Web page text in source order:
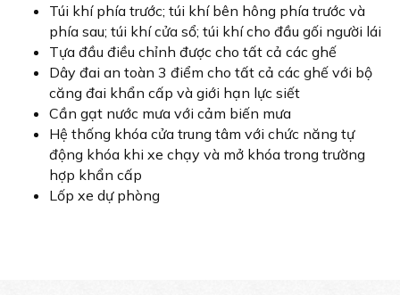
Túi khí phía trước; túi khí bên hông phía trước và
phía sau; túi khí cửa sổ; túi khí cho đầu gối người lái
Tựa đầu điều chỉnh được cho tất cả các ghế
Dây đai an toàn 3 điểm cho tất cả các ghế với bộ
căng đai khẩn cấp và giới hạn lực siết
Cần gạt nước mưa với cảm biến mưa
Hệ thống khóa cửa trung tâm với chức năng tự
động khóa khi xe chạy và mở khóa trong trường
hợp khẩn cấp
Lốp xe dự phòng